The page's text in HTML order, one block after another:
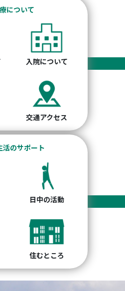
について
入院について
交通アクセス
活のサポート
日中の活動
住むところ